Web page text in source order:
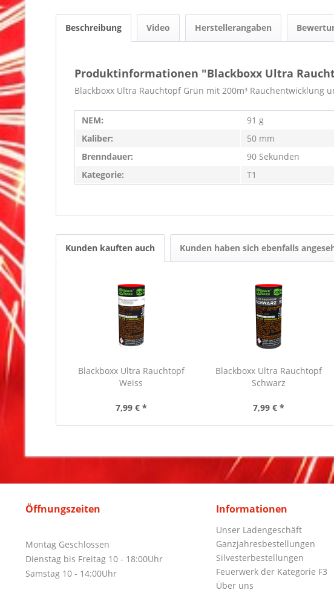
Beschreibung Video Herstellerangaben
Produktinformationen "Blackboxx Ultra
Blackboxx Ultra Rauchtopf Grün mit 200m³
NEM:
91 g
Kaliber:
50 mm
Brenndauer:
90 Sekunden
Kategorie:
T1
Kunden kauften auch Kunden haben sich ebenfalls
Blackboxx Ultra Rauchtopf
Weiss
7,99 € *
Blackboxx Ultra Rauchtopf
Schwarz
7,99 € *
Öffnungszeiten
Montag Geschlossen
Dienstag bis Freitag 10 - 18:00Uhr
Samstag 10 - 14:00Uhr
Informationen
Unser Ladengeschäft
Ganzjahresbestellungen
Silvesterbestellungen
Feuerwerk der Kategorie F3
Über uns